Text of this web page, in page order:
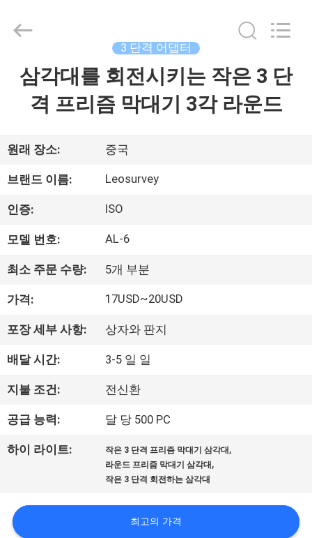
품
우
리
하
여
공
장
여
품
2021
Instrument
3 단격 어댑터
삼각대를 회전시키는 작은 3 단
격 프리즘 막대기 3각 라운드
원래 장소: 중국
브랜드 이름: Leosurvey
인증: ISO
모델 번호: AL-6
최소 주문 수량: 5개 부분
가격: 17USD~20USD
포장 세부 사항: 상자와 판지
배달 시간: 3-5 일 일
지불 조건: 전신환
공급 능력: 달 당 500 PC
하이 라이트: 작은 3 단격 프리즘 막대기 삼각대 ,
라운드 프리즘 막대기 삼각대 ,
작은 3 단격 회전하는 삼각대
최고의 가격